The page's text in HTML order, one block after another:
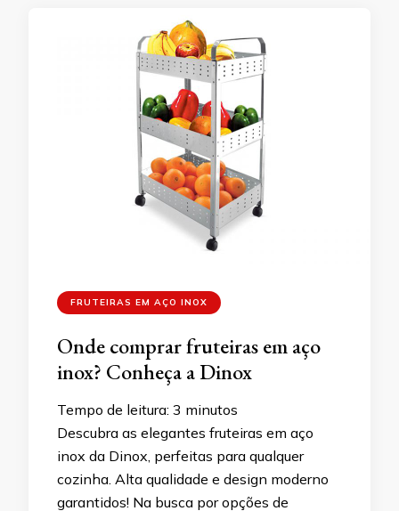
FRUTEIRAS EM AÇO INOX
Onde comprar fruteiras em aço
inox? Conheça a Dinox
Tempo de leitura: 3 minutos
Descubra as elegantes fruteiras em aço
inox da Dinox, perfeitas para qualquer
cozinha. Alta qualidade e design moderno
garantidos! Na busca por opções de